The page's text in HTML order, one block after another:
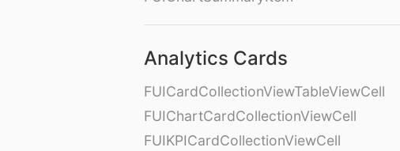
Analytics Cards
FUICardCollectionViewTableViewCell
FUIChartCardCollectionViewCell
FUIKPICardCollectionViewCell